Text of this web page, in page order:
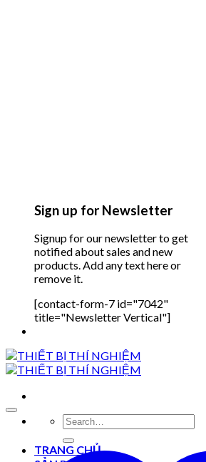
Sign up for Newsletter
Signup for our newsletter to get
notified about sales and new
products. Add any text here or
remove it.
[contact-form-7 id="7042"
title="Newsletter Vertical"]
Search
for:
TRANG CHỦ